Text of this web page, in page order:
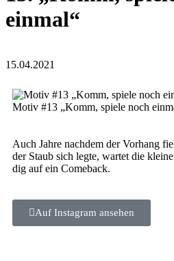
einmal“
15.04.2021
Motiv #13 „Komm, spie­le noch
Auch Jah­re nach­dem der Vor­hang
der Staub sich leg­te, war­tet die
dig auf ein Comeback.
Auf Insta­gram ansehen